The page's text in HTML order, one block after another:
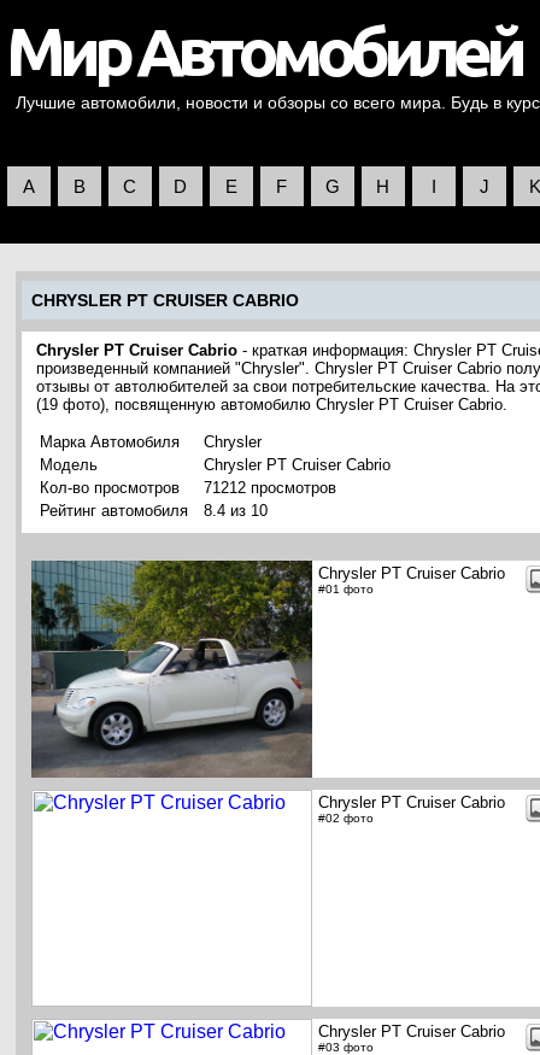
Лучшие автомобили, новости и обзоры со всего мира. Будь в
A B C D E F G H I J K
CHRYSLER PT CRUISER CABRIO
Chrysler PT Cruiser Cabrio - краткая информация: Chrysler PT
произведенный компанией "Chrysler". Chrysler PT Cruiser Cabrio
отзывы от автолюбителей за свои потребительские качества. На
(19 фото), посвященную автомобилю Chrysler PT Cruiser Cabrio.
Марка Автомобиля
Chrysler
Модель
Chrysler PT Cruiser Cabrio
Кол-во просмотров
71212 просмотров
Рейтинг автомобиля
8.4 из 10
Chrysler PT Cruiser Cabrio
#01 фото
Chrysler PT Cruiser Cabrio
#02 фото
Chrysler PT Cruiser Cabrio
#03 фото